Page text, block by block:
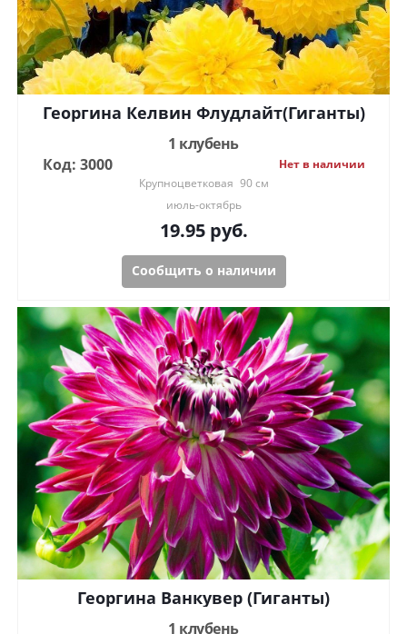
Георгина Келвин Флудлайт(Гиганты)
1 клубень
Код: 3000
Нет в наличии
Крупноцветковая 90 см
июль-октябрь
19.95руб.
Сообщить о наличии
Георгина Ванкувер (Гиганты)
1 клубень